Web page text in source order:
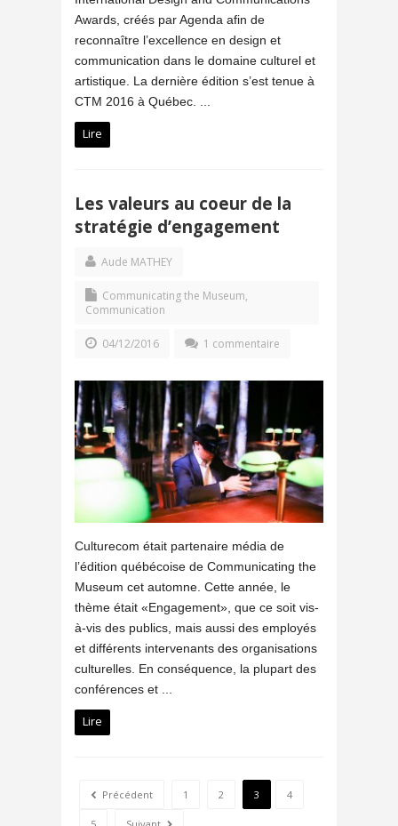
Awards, créés par Agenda afin de
reconnaître l’excellence en design et
communication dans le domaine culturel et
artistique. La dernière édition s’est tenue à
CTM 2016 à Québec. ...
Lire
Les valeurs au coeur de la
stratégie d’engagement
Aude MATHEY
Communicating the Museum,
Communication
04/12/2016 1 commentaire
Culturecom était partenaire média de
l’édition québécoise de Communicating the
Museum cet automne. Cette année, le
thème était «Engagement», que ce soit vis-
à-vis des publics, mais aussi des employés
et différents intervenants des organisations
culturelles. En conséquence, la plupart des
conférences et ...
Lire
Précédent 1 2 3 4